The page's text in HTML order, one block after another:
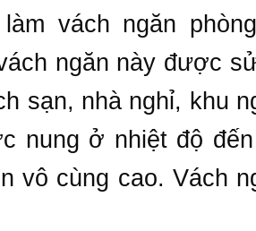
vách ngăn
ngăn này được
sạn, nhà nghỉ, khu
nung ở nhiệt độ
vô cùng cao. Vách